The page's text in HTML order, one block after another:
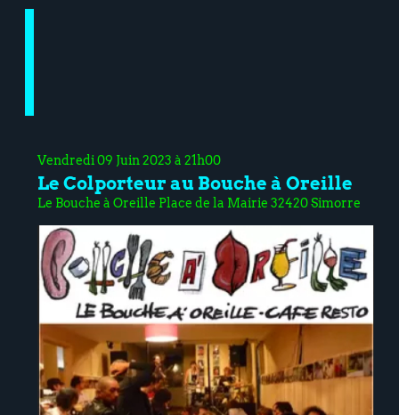
Vendredi 09 Juin 2023 à 21h00
Le Colporteur au Bouche à Oreille
Le Bouche à Oreille Place de la Mairie 32420 Simorre